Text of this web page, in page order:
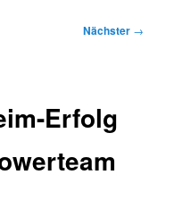
Nächster →
Erfolg